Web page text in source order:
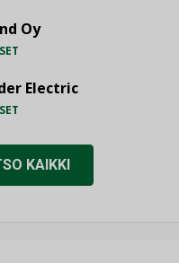
Oy
Electric
KAIKKI